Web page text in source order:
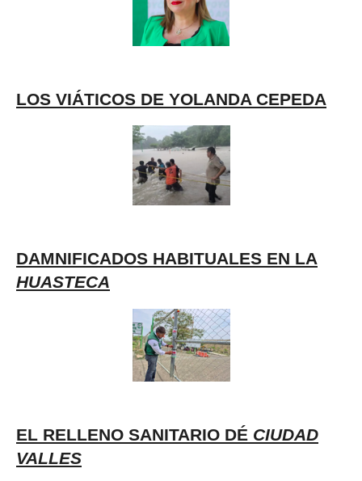
LOS VIÁTICOS DE YOLANDA CEPEDA
DAMNIFICADOS HABITUALES EN LA
HUASTECA
EL RELLENO SANITARIO DÉ CIUDAD
VALLES